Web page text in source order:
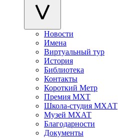
Новости
Имена
Виртуальный тур
История
Библиотека
Контакты
Короткий Метр
Премия МХТ
Школа-студия МХАТ
Музей МХАТ
Благодарности
Документы